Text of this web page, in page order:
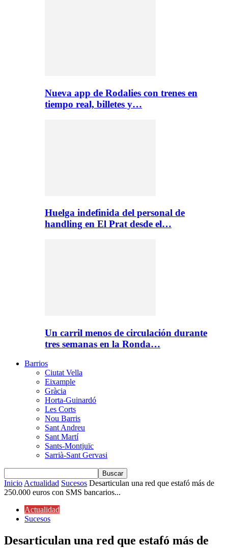
Nueva app de Rodalies con trenes en
tiempo real, billetes y…
Huelga indefinida del personal de
handling en El Prat desde el…
Un carril menos de circulación durante
tres semanas en la Ronda…
Barrios
Ciutat Vella
Eixample
Gràcia
Horta-Guinardó
Les Corts
Nou Barris
Sant Andreu
Sant Martí
Sants-Montjuïc
Sarrià-Sant Gervasi
InicioActualidad Sucesos Desarticulan una red que estafó más de
250.000 euros con SMS bancarios...
Actualidad
Sucesos
Desarticulan una red que estafó más de